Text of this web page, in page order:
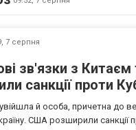
7 серпня
зв'язки з
санкції проти
й особа, причетна до
США розширили санкції